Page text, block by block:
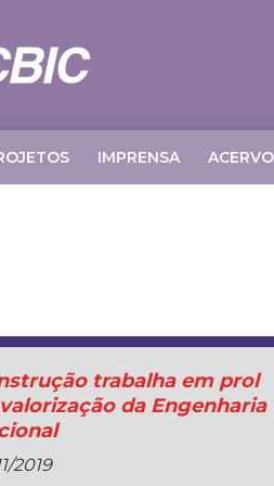
IMPRENSA ACERVO
trabalha em prol
da Engenharia
2019